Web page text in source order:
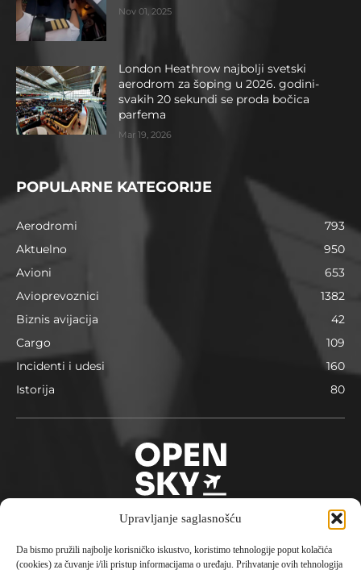
Upravljanje saglasnošću
Da bismo pružili najbolje korisničko iskustvo, koristimo tehnologije poput kolačića
(cookies) za čuvanje i/ili pristup informacijama o uređaju. Prihvatanje ovih tehnologija
Nov 01, 2025
London Heathrow najbolji svetski
aerodrom za šoping u 2026. godini-
svakih 20 sekundi se proda bočica
parfema
Mar 19, 2026
POPULARNE KATEGORIJE
Aerodromi
793
Aktuelno
950
Avioni
653
Avioprevoznici
1382
Biznis avijacija
42
Cargo
109
Incidenti i udesi
160
Istorija
80
O nama